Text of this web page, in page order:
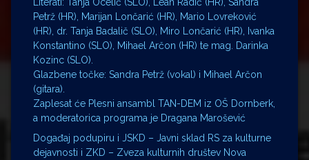
Petrž (HR), Marijan Lončarić (HR), Mario Lovreković
(HR), dr. Tanja Badalič (SLO), Miro Lončarić (HR), Ivanka
Konstantino (SLO), Mihael Arčon (HR) te mag. Darinka
Kozinc (SLO).
Glazbene točke: Sandra Petrž (vokal) i Mihael Arčon
(gitara).
Zaplesat će Plesni ansambl TAN-DEM iz OŠ Dornberk,
a moderatorica programa je Dragana Marošević
Događaj podupiru i JSKD – Javni sklad RS za kulturne
dejavnosti i ZKD – Zveza kulturnih društev Nova